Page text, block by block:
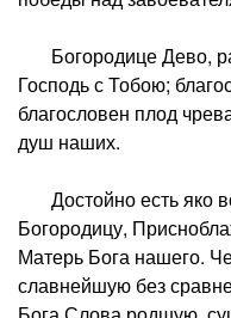
Богородице Дево,
Господь с Тобою;
благословен плод
душ наших.
Достойно есть яко
Богородицу,
Матерь Бога нашего.
славнейшую без